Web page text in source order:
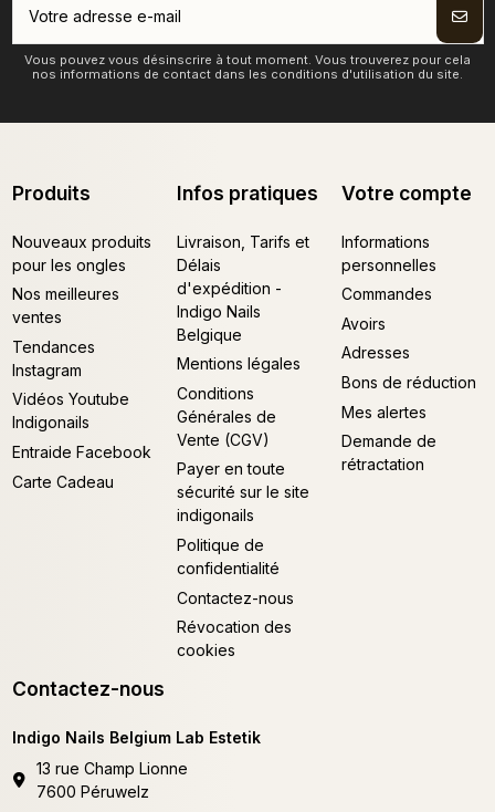
Vous pouvez vous désinscrire à tout moment. Vous trouverez pour cela
nos informations de contact dans les conditions d'utilisation du site.
Produits
Nouveaux produits
pour les ongles
Nos meilleures
ventes
Tendances
Instagram
Vidéos Youtube
Indigonails
Entraide Facebook
Carte Cadeau
Infos pratiques
Livraison, Tarifs et
Délais
d'expédition -
Indigo Nails
Belgique
Mentions légales
Conditions
Générales de
Vente (CGV)
Payer en toute
sécurité sur le site
indigonails
Politique de
confidentialité
Contactez-nous
Révocation des
cookies
Votre compte
Informations
personnelles
Commandes
Avoirs
Adresses
Bons de réduction
Mes alertes
Demande de
rétractation
Contactez-nous
Indigo Nails Belgium Lab Estetik
13 rue Champ Lionne
7600 Péruwelz